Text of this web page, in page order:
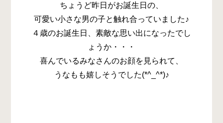
ちょうど昨日がお誕生日の、
可愛い小さな男の子と触れ合っていました♪
４歳のお誕生日、素敵な思い出になったでし
ょうか・・・
喜んでいるみなさんのお顔を見られて、
うなもも嬉しそうでした(*^_^*)♪